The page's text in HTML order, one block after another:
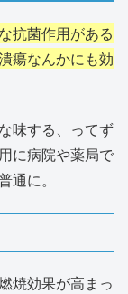
抗菌作用がある
瘍なんかにも効
味する、ってず
に病院や薬局で
に。
焼効果が高まっ